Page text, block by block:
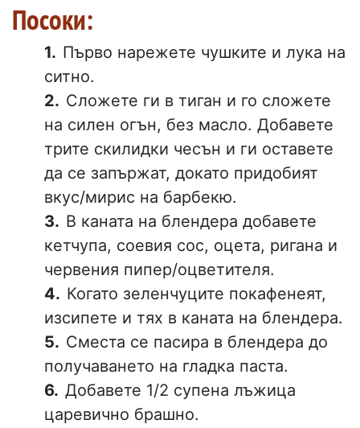
Посоки:
Първо нарежете чушките и лука на
ситно.
Сложете ги в тиган и го сложете
на силен огън, без масло. Добавете
трите скилидки чесън и ги оставете
да се запържат, докато придобият
вкус/мирис на барбекю.
В каната на блендера добавете
кетчупа, соевия сос, оцета, ригана и
червения пипер/оцветителя.
Когато зеленчуците покафенеят,
изсипете и тях в каната на блендера.
Сместа се пасира в блендера до
получаването на гладка паста.
Добавете 1/2 супена лъжица
царевично брашно.